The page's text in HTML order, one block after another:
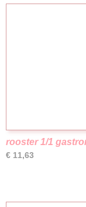
rooster 1/1
€ 11,63